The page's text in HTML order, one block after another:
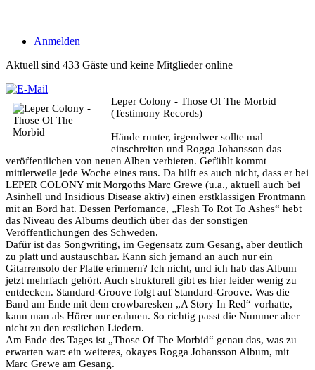
Anmelden
Aktuell sind 433 Gäste und keine Mitglieder online
Leper Colony - Those Of The Morbid
(Testimony Records)
Hände runter, irgendwer sollte mal
einschreiten und Rogga Johansson das
veröffentlichen von neuen Alben verbieten. Gefühlt kommt
mittlerweile jede Woche eines raus. Da hilft es auch nicht, dass er bei
LEPER COLONY mit Morgoths Marc Grewe (u.a., aktuell auch bei
Asinhell und Insidious Disease aktiv) einen erstklassigen Frontmann
mit an Bord hat. Dessen Perfomance, „Flesh To Rot To Ashes“ hebt
das Niveau des Albums deutlich über das der sonstigen
Veröffentlichungen des Schweden.
Dafür ist das Songwriting, im Gegensatz zum Gesang, aber deutlich
zu platt und austauschbar. Kann sich jemand an auch nur ein
Gitarrensolo der Platte erinnern? Ich nicht, und ich hab das Album
jetzt mehrfach gehört. Auch strukturell gibt es hier leider wenig zu
entdecken. Standard-Groove folgt auf Standard-Groove. Was die
Band am Ende mit dem crowbaresken „A Story In Red“ vorhatte,
kann man als Hörer nur erahnen. So richtig passt die Nummer aber
nicht zu den restlichen Liedern.
Am Ende des Tages ist „Those Of The Morbid“ genau das, was zu
erwarten war: ein weiteres, okayes Rogga Johansson Album, mit
Marc Grewe am Gesang.